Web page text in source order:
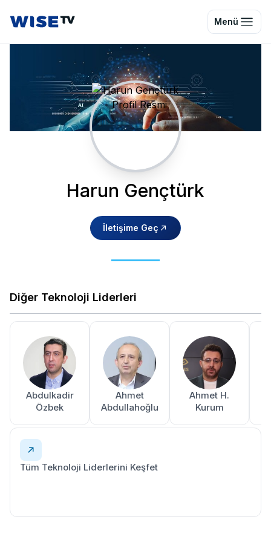
Wise TV Menü
Harun Gençtürk
İletişime Geç
Diğer Teknoloji Liderleri
Abdulkadir
Özbek
Ahmet
Abdullahoğlu
Ahmet H.
Kurum
Tüm Teknoloji Liderlerini Keşfet